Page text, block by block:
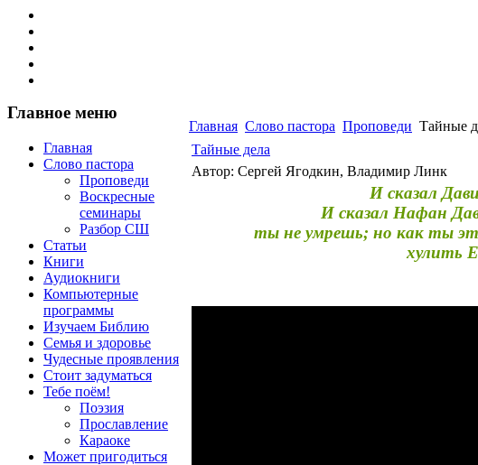
Главное меню
Главная
Слово пастора
Проповеди
Воскресные
семинары
Разбор СШ
Статьи
Книги
Аудиокниги
Компьютерные
программы
Изучаем Библию
Семья и здоровье
Чудесные проявления
Стоит задуматься
Тебе поём!
Поэзия
Прославление
Караоке
Может пригодиться
Главная Слово пастора Проповеди Тайные
Тайные дела
Автор: Сергей Ягодкин, Владимир Линк
И сказал
И сказал Нафан
ты не умрешь; но как ты
хулить